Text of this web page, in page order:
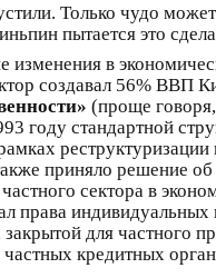
Только чудо
пытается это
в
создавал 56% ВВП
(проще
году стандартной
приняло решение
сектора в
права
для частного
кредитных